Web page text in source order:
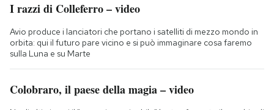
I razzi di Colleferro – video
Avio produce i lanciatori che portano i satelliti di mezzo mondo in
orbita: qui il futuro pare vicino e si può immaginare cosa faremo
sulla Luna e su Marte
Colobraro, il paese della magia – video